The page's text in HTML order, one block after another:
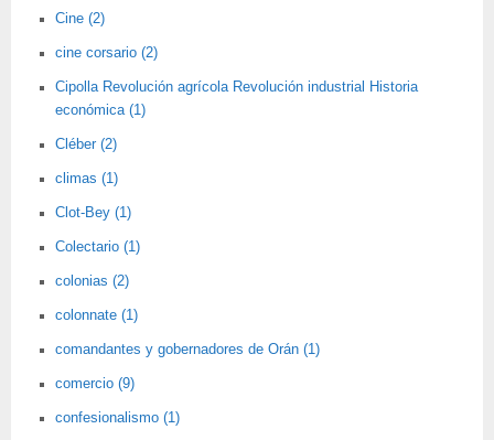
Cine (2)
cine corsario (2)
Cipolla Revolución agrícola Revolución industrial Historia
económica (1)
Cléber (2)
climas (1)
Clot-Bey (1)
Colectario (1)
colonias (2)
colonnate (1)
comandantes y gobernadores de Orán (1)
comercio (9)
confesionalismo (1)